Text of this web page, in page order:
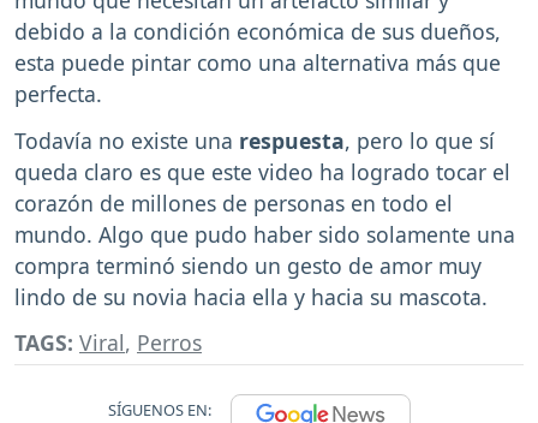
debido a la condición económica de sus dueños,
esta puede pintar como una alternativa más que
perfecta.
Todavía no existe una respuesta, pero lo que sí
queda claro es que este video ha logrado tocar el
corazón de millones de personas en todo el
mundo. Algo que pudo haber sido solamente una
compra terminó siendo un gesto de amor muy
lindo de su novia hacia ella y hacia su mascota.
TAGS: Viral, Perros
SÍGUENOS EN: